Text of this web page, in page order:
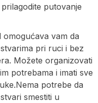
putovanje
vam da
pri ruci i bez
Možete organizovati
potrebama i imati sve
potrebe da
smestiti u